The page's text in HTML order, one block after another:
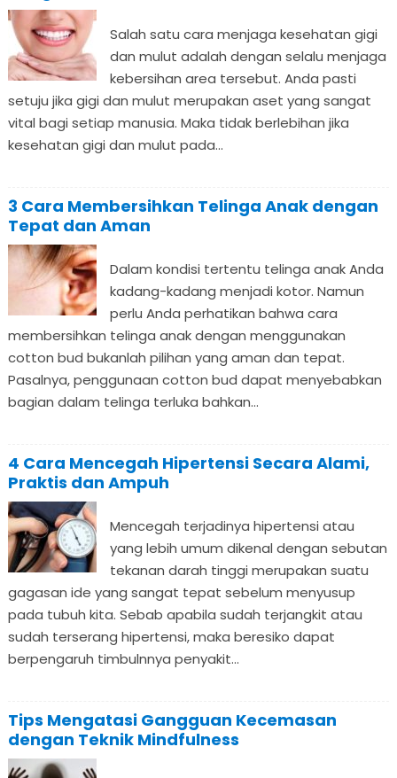
Salah satu cara menjaga kesehatan gigi
dan mulut adalah dengan selalu menjaga
kebersihan area tersebut. Anda pasti
setuju jika gigi dan mulut merupakan aset yang sangat
vital bagi setiap manusia. Maka tidak berlebihan jika
kesehatan gigi dan mulut pada...
3 Cara Membersihkan Telinga Anak dengan
Tepat dan Aman
Dalam kondisi tertentu telinga anak Anda
kadang-kadang menjadi kotor. Namun
perlu Anda perhatikan bahwa cara
membersihkan telinga anak dengan menggunakan
cotton bud bukanlah pilihan yang aman dan tepat.
Pasalnya, penggunaan cotton bud dapat menyebabkan
bagian dalam telinga terluka bahkan...
4 Cara Mencegah Hipertensi Secara Alami,
Praktis dan Ampuh
Mencegah terjadinya hipertensi atau
yang lebih umum dikenal dengan sebutan
tekanan darah tinggi merupakan suatu
gagasan ide yang sangat tepat sebelum menyusup
pada tubuh kita. Sebab apabila sudah terjangkit atau
sudah terserang hipertensi, maka beresiko dapat
berpengaruh timbulnnya penyakit...
Tips Mengatasi Gangguan Kecemasan
dengan Teknik Mindfulness